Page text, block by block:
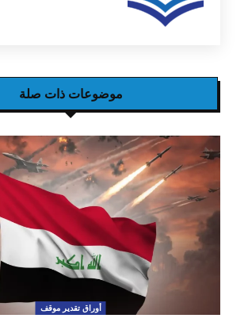
موضوعات ذات صلة
أوراق تقدير موقف